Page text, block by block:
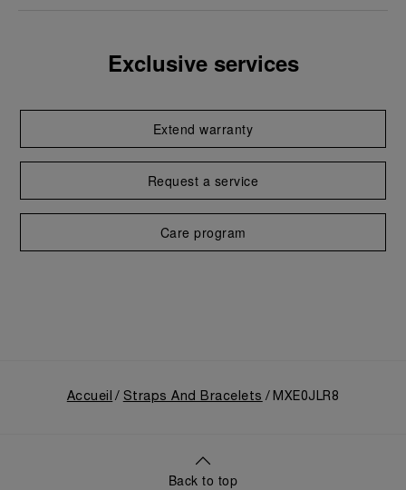
Exclusive services
Extend warranty
Request a service
Care program
Accueil Straps And Bracelets MXE0JLR8
Back to top